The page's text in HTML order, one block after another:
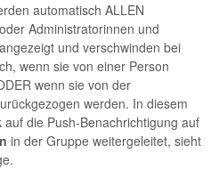
automatisch ALLEN
Administratorinnen und
und verschwinden bei
wenn sie von einer Person
wenn sie von der
werden. In diesem
die Push-Benachrichtigung auf
in der Gruppe weitergeleitet, sieht